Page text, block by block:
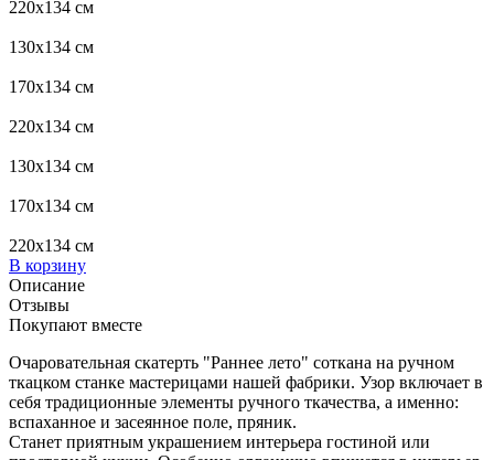
220x134 см
130x134 см
170x134 см
220x134 см
130x134 см
170x134 см
220x134 см
В корзину
Описание
Отзывы
Покупают вместе
Очаровательная скатерть "Раннее лето" соткана на ручном
ткацком станке мастерицами нашей фабрики. Узор включает в
себя традиционные элементы ручного ткачества, а именно:
вспаханное и засеянное поле, пряник.
Станет приятным украшением интерьера гостиной или